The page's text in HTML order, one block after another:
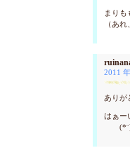
まりも
（あ
2011
あり
はぁ